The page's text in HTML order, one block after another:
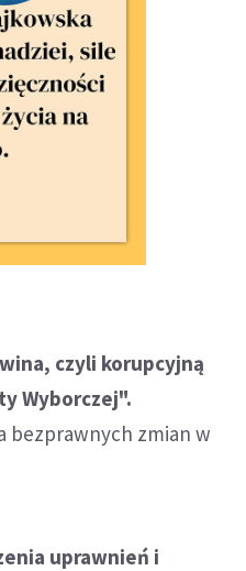
czyli korupcyjną
Wyborczej".
bezprawnych zmian w
uprawnień i